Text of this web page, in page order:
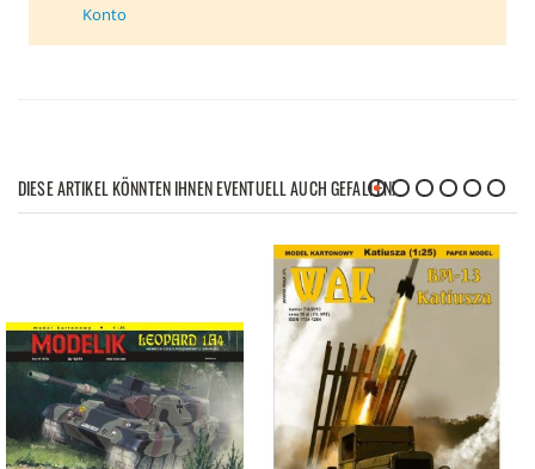
Konto
DIESE ARTIKEL KÖNNTEN IHNEN EVENTUELL AUCH GEFALLEN!